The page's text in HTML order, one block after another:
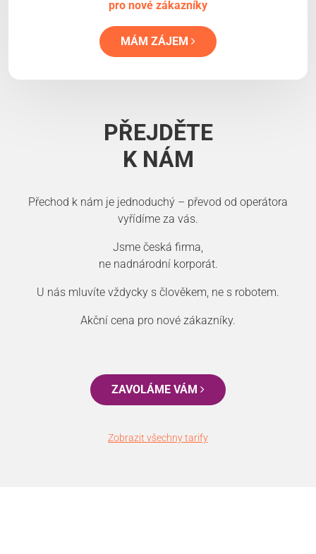
pro nové zákazníky
MÁM ZÁJEM
PŘEJDĚTE
K NÁM
Přechod k nám je jednoduchý – převod od operátora
vyřídíme za vás.
Jsme česká firma,
ne nadnárodní korporát.
U nás mluvíte vždycky s člověkem, ne s robotem.
Akční cena pro nové zákazníky.
ZAVOLÁME VÁM
Zobrazit všechny tarify